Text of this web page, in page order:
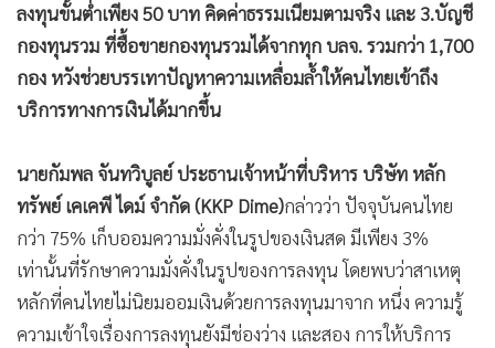
• หุ้น
• อินโดจีน
• กองทุนรวม
• Celeb Online
Factcheck
ญี่ปุ่น
News1
• Gotomanager
ลงทุนขั้นต่ำเพียง 50 บาท คิดค่าธรรมเนียมตามจริง และ 3.บัญชี
กองทุนรวม ที่ซื้อขายกองทุนรวมได้จากทุก บลจ. รวมกว่า 1,700
กอง หวังช่วยบรรเทาปัญหาความเหลื่อมล้ำให้คนไทยเข้าถึง
บริการทางการเงินได้มากขึ้น
นายกัมพล จันทวิบูลย์ ประธานเจ้าหน้าที่บริหาร บริษัท หลัก
ทรัพย์ เคเคพี ไดม์ จำกัด (KKP Dime)กล่าวว่า ปัจจุบันคนไทย
กว่า 75% เก็บออมความมั่งคั่งในรูปของเงินสด มีเพียง 3%
เท่านั้นที่รักษาความมั่งคั่งในรูปของการลงทุน โดยพบว่าสาเหตุ
หลักที่คนไทยไม่นิยมออมเงินด้วยการลงทุนมาจาก หนึ่ง ความรู้
ความเข้าใจเรื่องการลงทุนยังมีช่องว่าง และสอง การให้บริการ